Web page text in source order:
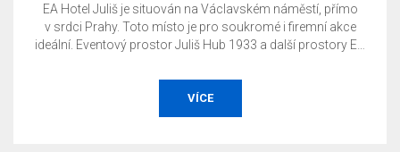
EA Hotel Juliš je situován na Václavském náměstí, přímo
v srdci Prahy. Toto místo je pro soukromé i firemní akce
ideální. Eventový prostor Juliš Hub 1933 a další prostory EA
prostředí pro vaše akce.
VÍCE